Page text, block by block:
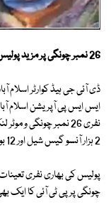
26 نمبر چونگی پر مزید پولیس نفری پہنچ گئی
ایس ایس پی آپریشن اسلام
نفری 26 نمبر چونگی و
2 ہزار آنسو گیس شیل اور 12 بور گنز کے ساتھ ربڑ بلٹس بھی دی گئی ہیں۔
چونگی پر پی ٹی آئی کا ایک